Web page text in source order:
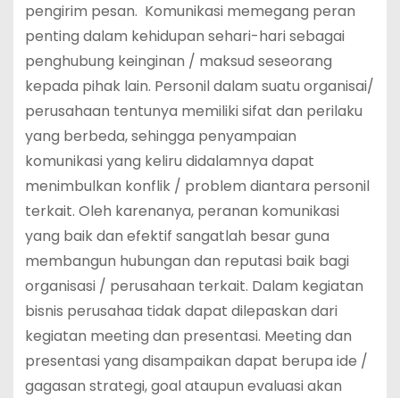
pengirim pesan. Komunikasi memegang peran
penting dalam kehidupan sehari-hari sebagai
penghubung keinginan / maksud seseorang
kepada pihak lain. Personil dalam suatu organisai/
perusahaan tentunya memiliki sifat dan perilaku
yang berbeda, sehingga penyampaian
komunikasi yang keliru didalamnya dapat
menimbulkan konflik / problem diantara personil
terkait. Oleh karenanya, peranan komunikasi
yang baik dan efektif sangatlah besar guna
membangun hubungan dan reputasi baik bagi
organisasi / perusahaan terkait. Dalam kegiatan
bisnis perusahaa tidak dapat dilepaskan dari
kegiatan meeting dan presentasi. Meeting dan
presentasi yang disampaikan dapat berupa ide /
gagasan strategi, goal ataupun evaluasi akan